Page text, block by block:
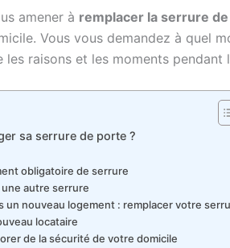
amener à remplacer la serrure
Vous vous demandez à quel
raisons et les moments
sa serrure de porte ?
obligatoire de serrure
autre serrure
un nouveau logement : remplacer votre
locataire
de la sécurité de votre domicile